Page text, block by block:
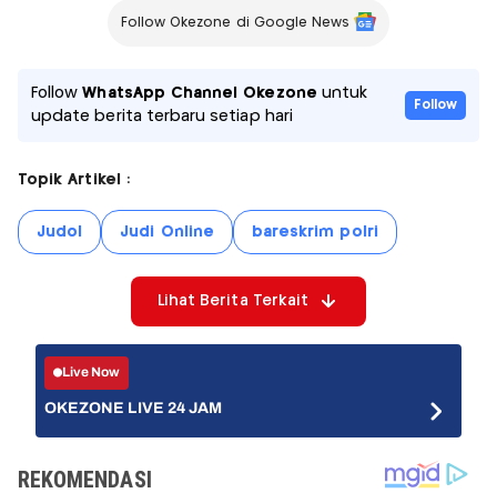
Follow Okezone di Google News
FollowWhatsApp Channel Okezone untuk
update berita terbaru setiap hari
Follow
Topik Artikel :
Judol Judi Online bareskrim polri
Lihat Berita Terkait
Live Now
OKEZONE LIVE 24 JAM